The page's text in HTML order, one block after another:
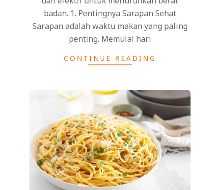
badan. 1. Pentingnya Sarapan Sehat
Sarapan adalah waktu makan yang paling
penting. Memulai hari
CONTINUE READING